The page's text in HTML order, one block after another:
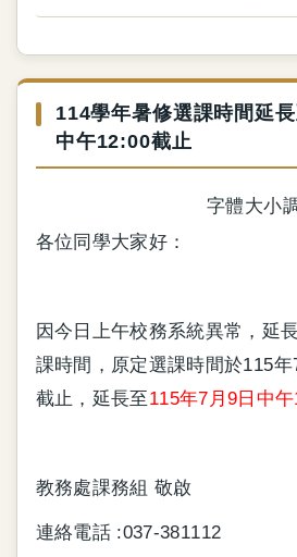
114學年暑修選課時間延
中午12:00截止
字體大小
各位同學大家好：
因今日上午校務系統異常，延
課時間，原定選課時間於115
截止，延長至115年7月9日中
教務處課務組 敬啟
連絡電話 :037-381112